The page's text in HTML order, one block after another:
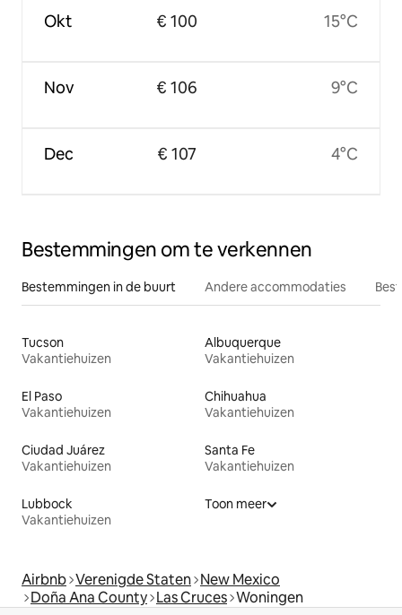
Okt
Nov
Dec
€ 100
€ 106
€ 107
15°C
9°C
4°C
Bestemmingen om te verkennen
Bestemmingen in de buurt Andere accommodaties
Tucson
Vakantiehuizen
Albuquerque
Vakantiehuizen
El Paso
Vakantiehuizen
Chihuahua
Vakantiehuizen
Ciudad Juárez
Vakantiehuizen
Santa Fe
Vakantiehuizen
Lubbock
Vakantiehuizen
Toon meer
Airbnb Verenigde Staten New Mexico
Doña Ana County Las Cruces Woningen